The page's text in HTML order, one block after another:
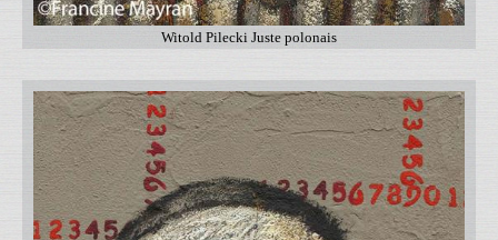
Witold Pilecki Juste polonais